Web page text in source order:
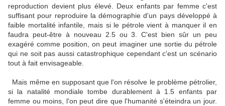
reproduction devient plus élevé. Deux enfants par femme c'est
suffisant pour reproduire la démographie d'un pays développé à
faible mortalité infantile, mais si le pétrole vient à manquer il en
faudra peut-être à nouveau 2.5 ou 3. C'est bien sûr un peu
exagéré comme position, on peut imaginer une sortie du pétrole
qui ne soit pas aussi catastrophique cependant c'est un scénario
tout à fait envisageable.
Mais même en supposant que l'on résolve le problème pétrolier,
si la natalité mondiale tombe durablement à 1.5 enfants par
femme ou moins, l'on peut dire que l'humanité s'éteindra un jour.